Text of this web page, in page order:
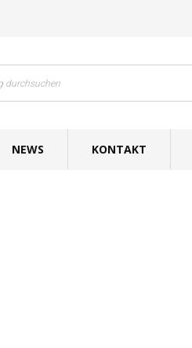
NEWS KONTAKT